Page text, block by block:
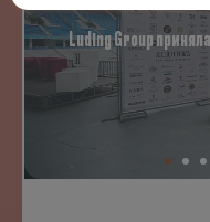
Luding Group